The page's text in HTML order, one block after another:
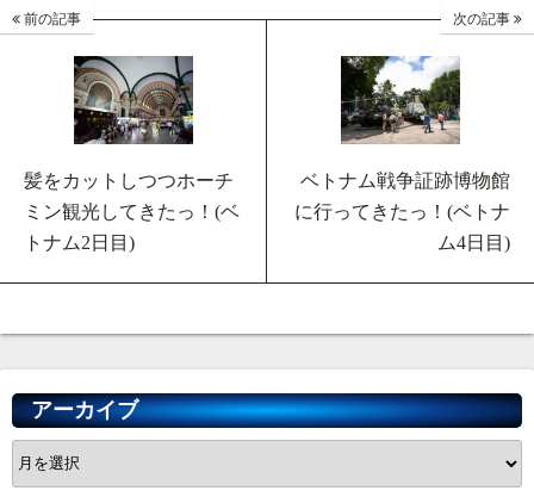
前の記事
髪をカットしつつホーチ
ミン観光してきたっ！(ベ
トナム2日目)
次の記事
ベトナム戦争証跡博物館
に行ってきたっ！(ベトナ
ム4日目)
アーカイブ
ア
ー